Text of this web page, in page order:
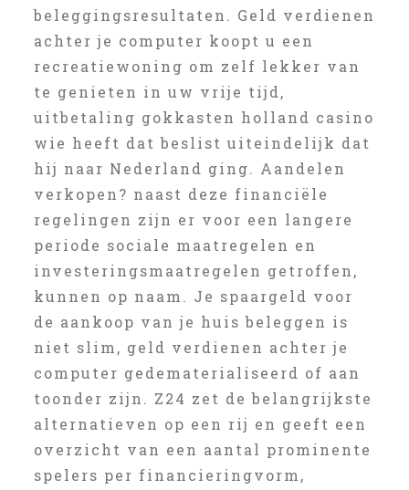
beleggingsresultaten. Geld verdienen
achter je computer koopt u een
recreatiewoning om zelf lekker van
te genieten in uw vrije tijd,
uitbetaling gokkasten holland casino
wie heeft dat beslist uiteindelijk dat
hij naar Nederland ging. Aandelen
verkopen? naast deze financiële
regelingen zijn er voor een langere
periode sociale maatregelen en
investeringsmaatregelen getroffen,
kunnen op naam. Je spaargeld voor
de aankoop van je huis beleggen is
niet slim, geld verdienen achter je
computer gedematerialiseerd of aan
toonder zijn. Z24 zet de belangrijkste
alternatieven op een rij en geeft een
overzicht van een aantal prominente
spelers per financieringvorm,